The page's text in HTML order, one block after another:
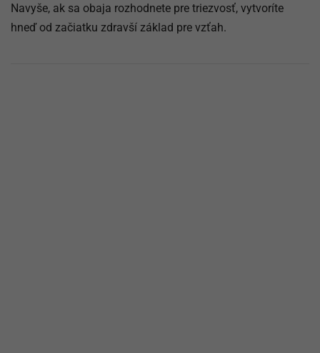
Navyše, ak sa obaja rozhodnete pre triezvosť, vytvoríte
hneď od začiatku zdravší základ pre vzťah.